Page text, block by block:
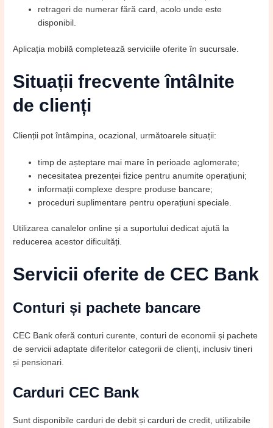
retrageri de numerar fără card, acolo unde este
disponibil.
Aplicația mobilă completează serviciile oferite în sucursale.
Situații frecvente întâlnite
de clienți
Clienții pot întâmpina, ocazional, următoarele situații:
timp de așteptare mai mare în perioade aglomerate;
necesitatea prezenței fizice pentru anumite operațiuni;
informații complexe despre produse bancare;
proceduri suplimentare pentru operațiuni speciale.
Utilizarea canalelor online și a suportului dedicat ajută la
reducerea acestor dificultăți.
Servicii oferite de CEC Bank
Conturi și pachete bancare
CEC Bank oferă conturi curente, conturi de economii și pachete
de servicii adaptate diferitelor categorii de clienți, inclusiv tineri
și pensionari.
Carduri CEC Bank
Sunt disponibile carduri de debit și carduri de credit, utilizabile